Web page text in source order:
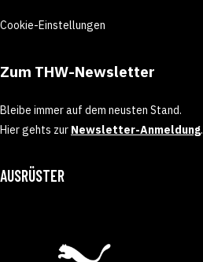
Cookie-Einstellungen
Zum THW-Newsletter
Bleibe immer auf dem neusten Stand.
Hier gehts zur Newsletter-Anmeldung.
AUSRÜSTER